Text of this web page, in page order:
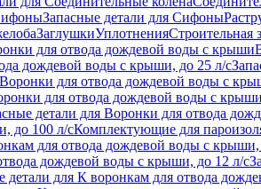
Запасные детали для Сифоны
ЗаглушкиУплотненияСтроительная
для отвода дождевой воды с крыши
дождевой воды с крыши, до 25 л/с
для отвода дождевой воды с
для отвода дождевой воды с
детали для Воронки для отвода
до 100 л/сКомплектующие для
для отвода дождевой воды с крыши,
дождевой воды с крыши, до 12 л/с
детали для К воронкам для отвода